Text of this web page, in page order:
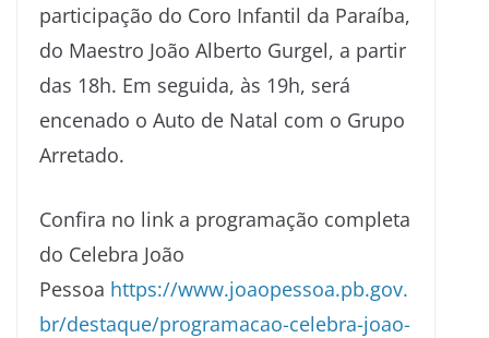
participação do Coro Infantil da Paraíba,
do Maestro João Alberto Gurgel, a partir
das 18h. Em seguida, às 19h, será
encenado o Auto de Natal com o Grupo
Arretado.
Confira no link a programação completa
do Celebra João
Pessoa https://www.joaopessoa.pb.gov.
br/destaque/programacao-celebra-joao-